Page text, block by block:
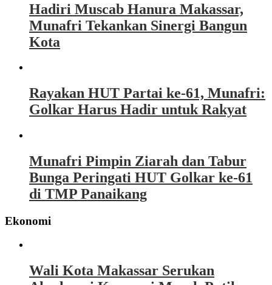
Hadiri Muscab Hanura Makassar,
Munafri Tekankan Sinergi Bangun
Kota
Rayakan HUT Partai ke-61, Munafri:
Golkar Harus Hadir untuk Rakyat
Munafri Pimpin Ziarah dan Tabur
Bunga Peringati HUT Golkar ke-61
di TMP Panaikang
Ekonomi
Wali Kota Makassar Serukan